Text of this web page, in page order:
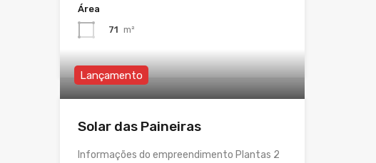
Área
71 m²
Lançamento
Solar das Paineiras
Informações do empreendimento Plantas 2